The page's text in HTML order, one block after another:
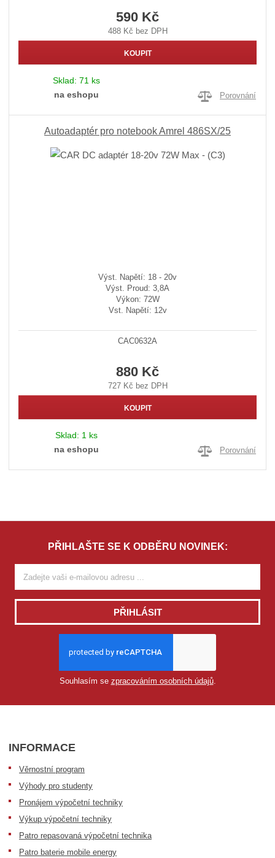
590 Kč
488 Kč bez DPH
KOUPIT
Sklad: 71 ks
na eshopu
Porovnání
Autoadaptér pro notebook Amrel 486SX/25
Výst. Napětí: 18 - 20v
Výst. Proud: 3,8A
Výkon: 72W
Vst. Napětí: 12v
CAC0632A
880 Kč
727 Kč bez DPH
KOUPIT
Sklad: 1 ks
na eshopu
Porovnání
PŘIHLAŠTE SE K ODBĚRU NOVINEK:
PŘIHLÁSIT
Souhlasím se zpracováním osobních údajů.
INFORMACE
Věrnostní program
Výhody pro studenty
Pronájem výpočetní techniky
Výkup výpočetní techniky
Patro repasovaná výpočetní technika
Patro baterie mobile energy